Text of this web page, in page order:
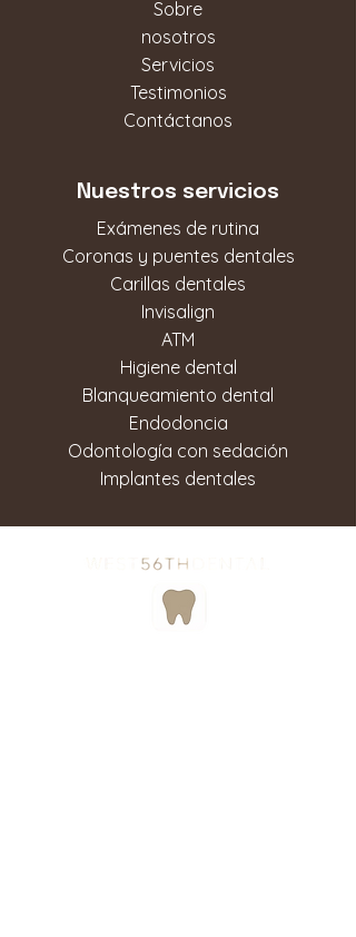
Sobre
nosotros
Servicios
Testimonios
Contáctanos
Nuestros servicios
Exámenes de rutina
Coronas y puentes dentales
Carillas dentales
Invisalign
ATM
Higiene dental
Blanqueamiento dental
Endodoncia
Odontología con sedación
Implantes dentales